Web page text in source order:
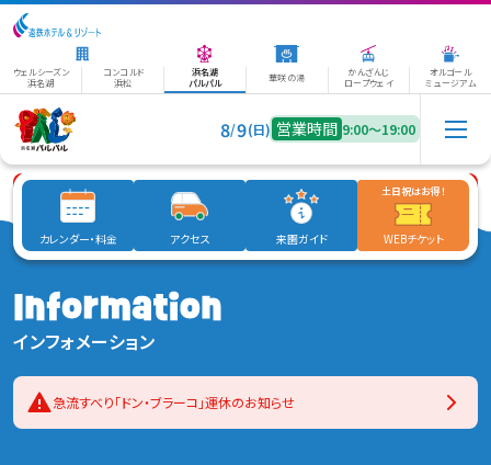
ウェルシーズン
浜名湖
コンコルド
浜松
浜名湖
パルパル
華咲の湯
かんざんじ
ロープウェイ
オルゴール
ミュージアム
8/9(日) 営業時間 9:00〜19:00
急流すべり「ドン・ブラーコ」運休のお知らせ
カレンダー・料金 アクセス 来園ガイド
土日祝はお得！
WEBチケット
インフォメーション
急流すべり「ドン・ブラーコ」運休のお知らせ